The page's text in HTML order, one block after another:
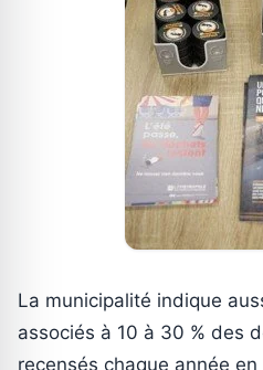
La municipalité indique
associés à 10 à 30 % des
recensés chaque année